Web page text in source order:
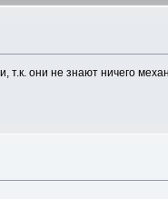
т.к. они не знают ничего